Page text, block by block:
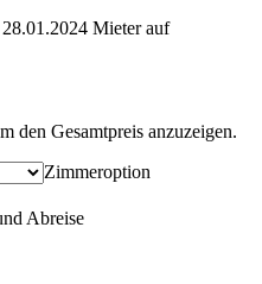
Mieter auf
den Gesamtpreis anzuzeigen.
Zimmeroption
Abreise